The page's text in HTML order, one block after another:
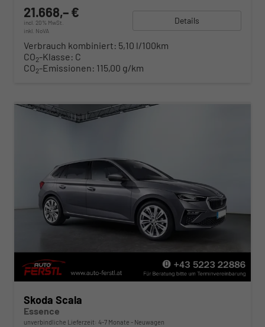
21.668,– €
incl. 20% MwSt.
inkl. NoVA
Details
Verbrauch kombiniert: 5,10 l/100km
CO2-Klasse: C
CO2-Emissionen: 115,00 g/km
Skoda Scala
Essence
unverbindliche Lieferzeit: 4-7 Monate Neuwagen